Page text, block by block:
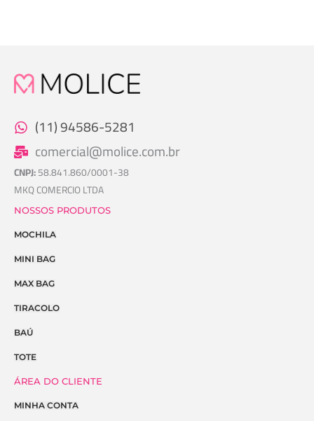
(11) 94586-5281
comercial@molice.com.br
CNPJ:58.841.860/0001-38
MKQ COMERCIO LTDA
NOSSOS PRODUTOS
MOCHILA
MINI BAG
MAX BAG
TIRACOLO
BAÚ
TOTE
ÁREA DO CLIENTE
MINHA CONTA